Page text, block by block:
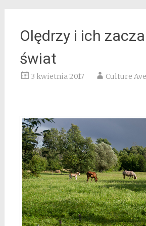
Olędrzy i ich
świat
3 kwietnia 2017 Culture